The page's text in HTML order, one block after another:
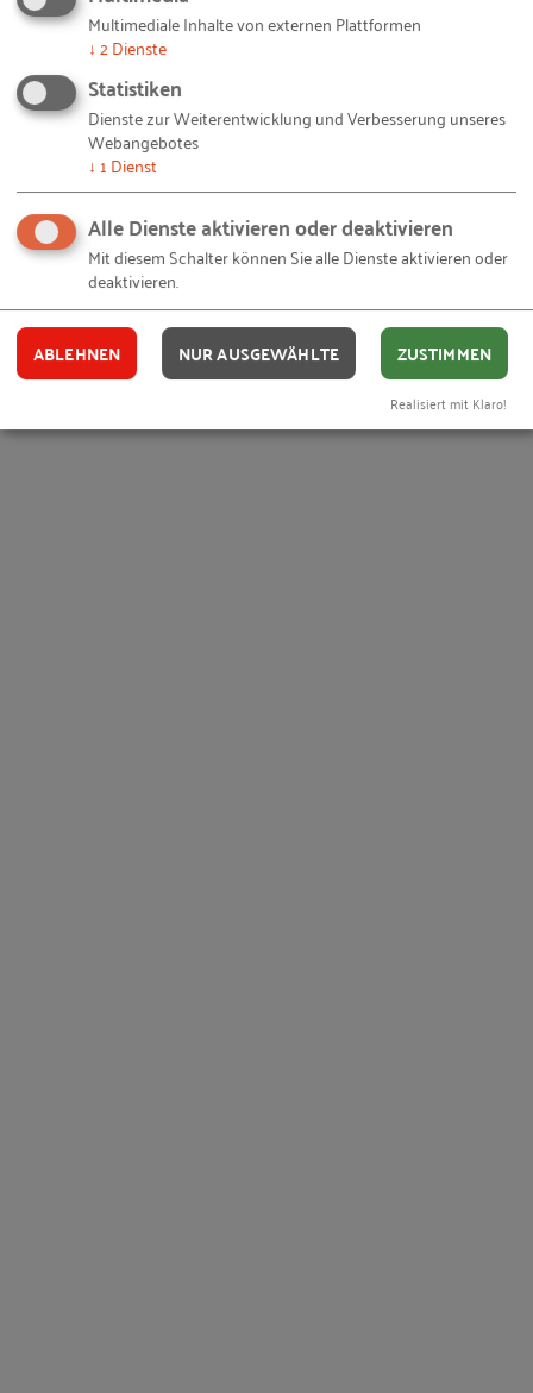
Multimediale Inhalte von externen Plattformen
↓ 2Dienste
Statistiken
Dienste zur Weiterentwicklung und Verbesserung unseres
Webangebotes
↓ 1 Dienst
Alle Dienste aktivieren oder deaktivieren
Mit diesem Schalter können Sie alle Dienste aktivieren oder
deaktivieren.
ABLEHNEN NUR AUSGEWÄHLTE ZUSTIMMEN
Realisiert mit Klaro!